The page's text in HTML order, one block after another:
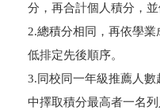
分，再合計個人積分，
2.總積分相同，再依學
低排定先後順序。
3.同校同一年級推薦人
中擇取積分最高者一名